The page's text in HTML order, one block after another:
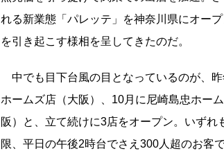
れる新業態「パレッテ」を神奈川県にオー
を引き起こす様相を呈してきたのだ。
中でも目下台風の目となっているのが、
ホームズ店（大阪）、10月に尼崎島忠ホー
阪）と、立て続けに3店をオープン。いず
限、平日の午後2時台でさえ300人超のお客